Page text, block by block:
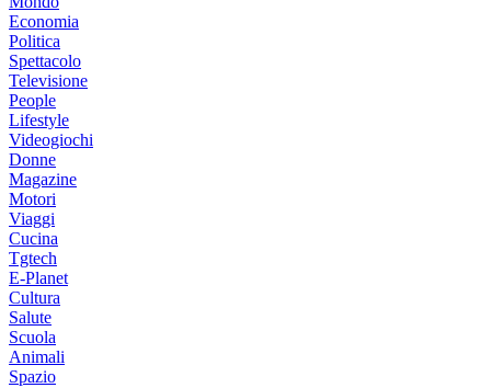
Economia
Politica
Spettacolo
Televisione
People
Lifestyle
Videogiochi
Donne
Magazine
Motori
Viaggi
Cucina
Tgtech
E-Planet
Cultura
Salute
Scuola
Animali
Spazio